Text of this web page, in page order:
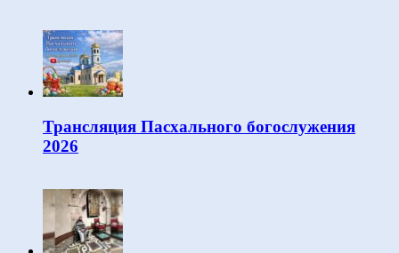
Трансляция Пасхального богослужения
2026